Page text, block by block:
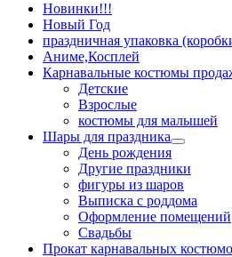
Новинки!!!
Новый Год
праздничная упаковка
Аниме,Косплей
Карнавальные костюмы
Детские
Взрослые
костюмы для малышей
Шары для праздника
День рождения
Другие праздники
фигуры из шаров
Выписка с роддома
Оформление помещений
Свадьбы
Прокат карнавальных